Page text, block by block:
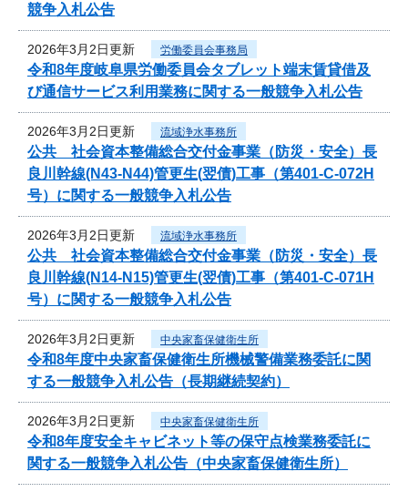
競争入札公告
2026年3月2日更新 労働委員会事務局
令和8年度岐阜県労働委員会タブレット端末賃貸借及
び通信サービス利用業務に関する一般競争入札公告
2026年3月2日更新 流域浄水事務所
公共 社会資本整備総合交付金事業（防災・安全）長
良川幹線(N43-N44)管更生(翌債)工事（第401-C-072H
号）に関する一般競争入札公告
2026年3月2日更新 流域浄水事務所
公共 社会資本整備総合交付金事業（防災・安全）長
良川幹線(N14-N15)管更生(翌債)工事（第401-C-071H
号）に関する一般競争入札公告
2026年3月2日更新 中央家畜保健衛生所
令和8年度中央家畜保健衛生所機械警備業務委託に関
する一般競争入札公告（長期継続契約）
2026年3月2日更新 中央家畜保健衛生所
令和8年度安全キャビネット等の保守点検業務委託に
関する一般競争入札公告（中央家畜保健衛生所）